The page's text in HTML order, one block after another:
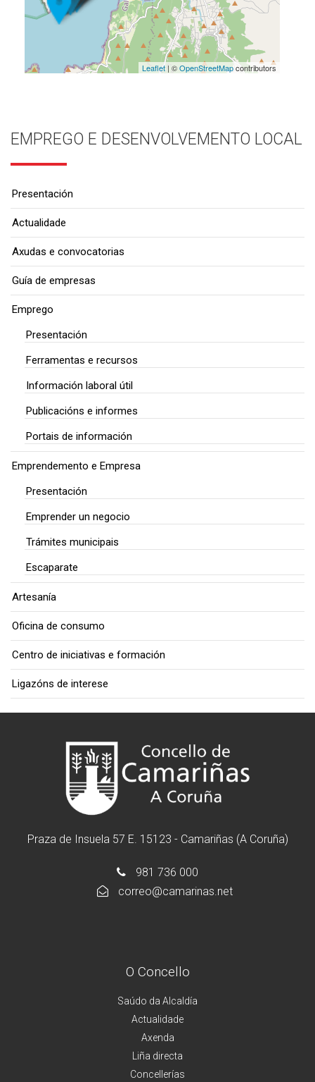
Leaflet| ©OpenStreetMapcontributors
EMPREGO E DESENVOLVEMENTO LOCAL
Presentación
Actualidade
Axudas e convocatorias
Guía de empresas
Emprego
Presentación
Ferramentas e recursos
Información laboral útil
Publicacións e informes
Portais de información
Emprendemento e Empresa
Presentación
Emprender un negocio
Trámites municipais
Escaparate
Artesanía
Oficina de consumo
Centro de iniciativas e formación
Ligazóns de interese
Praza de Insuela 57 E. 15123 - Camariñas (A Coruña)
981 736 000
correo@camarinas.net
O Concello
Saúdo da Alcaldía
Actualidade
Axenda
Liña directa
Concellerías